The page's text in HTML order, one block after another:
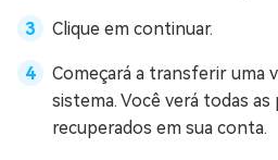
Clique em continuar.
Começará a transferir uma
sistema. Você verá todas as
recuperados em sua conta.